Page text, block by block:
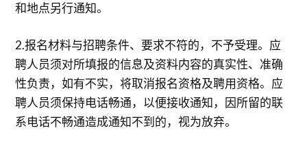
和地点另行通知。
2.报名材料与招聘条件、要求不符的，不予受理。应
聘人员须对所填报的信息及资料内容的真实性、准确
性负责，如有不实，将取消报名资格及聘用资格。应
聘人员须保持电话畅通，以便接收通知，因所留的联
系电话不畅通造成通知不到的，视为放弃。